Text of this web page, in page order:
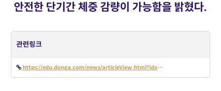
안전한 단기간 체중 감량이 가능함을 밝혔다.
관련링크
https://edu.donga.com/news/articleView.html?idxno=103079